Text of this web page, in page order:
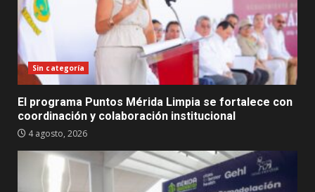
Sin categoría
El programa Puntos Mérida Limpia se fortalece con
coordinación y colaboración institucional
4 agosto, 2026